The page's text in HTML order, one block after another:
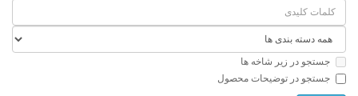
جستجو در زیر شاخه ها
جستجو در توضیحات محصول